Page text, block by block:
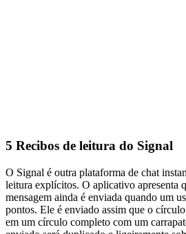
5 Recibos de leitura do Signal
O Signal é outra plataforma de chat
leitura explícitos. O aplicativo apresenta
mensagem ainda é enviada quando um
pontos. Ele é enviado assim que o
em um círculo completo com um